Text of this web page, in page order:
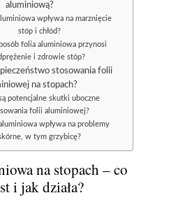
aluminiową?
wpływa na marznięcie
stóp i chłód?
folia aluminiowa przynosi
i zdrowie stóp?
stosowania folii
na stopach?
potencjalne skutki uboczne
folii aluminiowej?
wpływa na problemy
w tym grzybicę?
na stopach – co
i jak działa?